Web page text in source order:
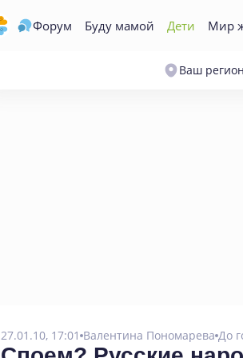
Форум Буду мамой Дети Мир
Ваш
27.01.10, 17:01 Валентина Пономарева До